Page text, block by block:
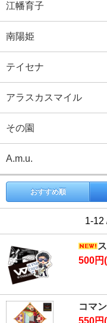
江幡育子
南陽姫
テイセナ
アラスカスマイル
その園
A.m.u.
おすすめ順
1-12
500円
コマ
550円